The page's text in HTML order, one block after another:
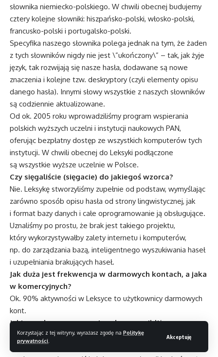
Korzystając z tej witryny, wyrażasz zgodę na Politykę
prywatności
Akceptuję
słownika niemiecko-polskiego. W chwili obecnej budujemy
cztery kolejne słowniki: hiszpańsko-polski, włosko-polski,
francusko-polski i portugalsko-polski.
Specyfika naszego słownika polega jednak na tym, że żaden
z tych słowników nigdy nie jest \”ukończony\” – tak, jak żyje
język, tak rozwijają się nasze hasła, dodawane są nowe
znaczenia i kolejne tzw. deskryptory (czyli elementy opisu
danego hasła). Innymi słowy wszystkie z naszych słowników
są codziennie aktualizowane.
Od ok. 2005 roku wprowadziliśmy program wspierania
polskich wyższych uczelni i instytucji naukowych PAN,
oferując bezpłatny dostęp ze wszystkich komputerów tych
instytucji. W chwili obecnej do Leksyki podłączone
są wszystkie wyższe uczelnie w Polsce.
Czy sięgaliście (sięgacie) do jakiegoś wzorca?
Nie. Leksykę stworzyliśmy zupełnie od podstaw, wymyślając
zarówno sposób opisu hasła od strony lingwistycznej, jak
i format bazy danych i całe oprogramowanie ją obsługujące.
Uznaliśmy po prostu, że brak jest takiego projektu,
który wykorzystywałby zalety internetu i komputerów,
np. do zarządzania bazą, inteligentnego wyszukiwania haseł
i uzupełniania brakujących haseł.
Jak duża jest frekwencja w darmowych kontach, a jaka
w komercyjnych?
Ok. 90% aktywności w Leksyce to użytkownicy darmowych
kont.
Jakie są plany poszerzania usług na najbliższą
przyszłość, a jakie są docelowe zadania do realizacji?
Jak wspominałem wcześniej, w najbliższej przyszłości